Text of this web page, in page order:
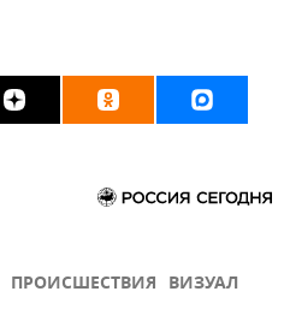
ПРОИСШЕСТВИЯ ВИЗУАЛ